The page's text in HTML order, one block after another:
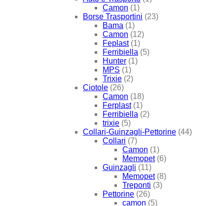
Camon (1)
Borse Trasportini (23)
Bama (1)
Camon (12)
Feplast (1)
Ferribiella (5)
Hunter (1)
MPS (1)
Trixie (2)
Ciotole (26)
Camon (18)
Ferplast (1)
Ferribiella (2)
trixie (5)
Collari-Guinzagli-Pettorine (44)
Collari (7)
Camon (1)
Memopet (6)
Guinzagli (11)
Memopet (8)
Treponti (3)
Pettorine (26)
camon (5)